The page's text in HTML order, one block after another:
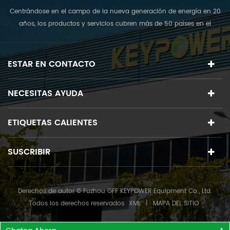
Centrándose en el campo de la nueva generación de energía en 20
años, los productos y servicios cubren más de 50 países en el
mundo. La rampa; El equipo de D reúne a los mejores expertos en
diversos campos y se compromete a proporcionar las mejores
soluciones de plantas de energía fotovoltaica del mundo. <br />
ESTAR EN CONTACTO
NECESITAS AYUDA
ETIQUETAS CALIENTES
SUSCRIBIR
Derechos de autor © Fuzhou GFF KEYPOWER Equipment Co., Ltd.
Todos los derechos reservados XML | MAPA DEL SITIO